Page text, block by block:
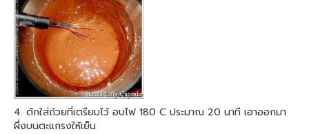
4. ตักใส่ถ้วยที่เตรียมไว้ อบไฟ 180 C ประมาณ 20 นาที เอาออกมา
ผึ่งบนตะแกรงให้เย็น